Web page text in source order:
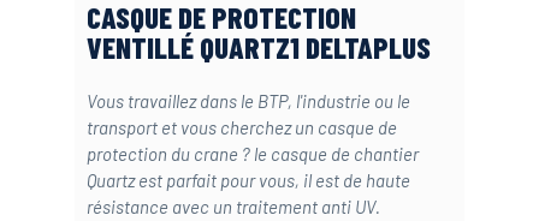
CASQUE DE PROTECTION
VENTILLÉ QUARTZ1 DELTAPLUS
Vous travaillez dans le BTP, l'industrie ou le
transport et vous cherchez un casque de
protection du crane ? le casque de chantier
Quartz est parfait pour vous, il est de haute
résistance avec un traitement anti UV.